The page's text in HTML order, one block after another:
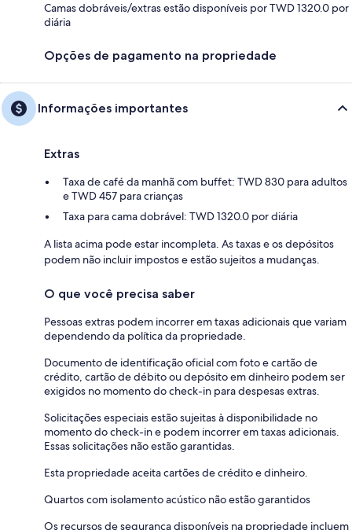
Camas dobráveis/extras estão disponíveis por TWD 1320.0 por
diária
Opções de pagamento na propriedade
Informações importantes
Extras
Taxa de café da manhã com buffet: TWD 830 para adultos
e TWD 457 para crianças
Taxa para cama dobrável: TWD 1320.0 por diária
A lista acima pode estar incompleta. As taxas e os depósitos
podem não incluir impostos e estão sujeitos a mudanças.
O que você precisa saber
Pessoas extras podem incorrer em taxas adicionais que variam
dependendo da política da propriedade.
Documento de identificação oficial com foto e cartão de
crédito, cartão de débito ou depósito em dinheiro podem ser
exigidos no momento do check-in para despesas extras.
Solicitações especiais estão sujeitas à disponibilidade no
momento do check-in e podem incorrer em taxas adicionais.
Essas solicitações não estão garantidas.
Esta propriedade aceita cartões de crédito e dinheiro.
Quartos com isolamento acústico não estão garantidos
Os recursos de segurança disponíveis na propriedade incluem